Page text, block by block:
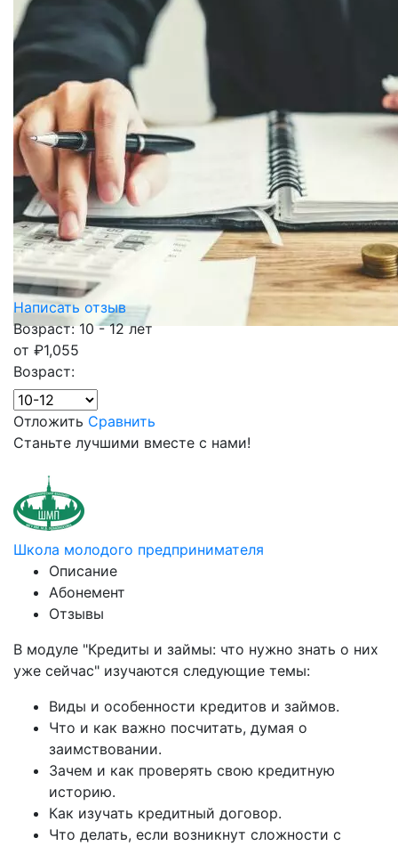
Написать отзыв
Возраст: 10 - 12 лет
от ₽1,055
Возраст:
Отложить Сравнить
Станьте лучшими вместе с нами!
Школа молодого предпринимателя
Описание
Абонемент
Отзывы
В модуле "Кредиты и займы: что нужно знать о них
уже сейчас" изучаются следующие темы:
Виды и особенности кредитов и займов.
Что и как важно посчитать, думая о
заимствовании.
Зачем и как проверять свою кредитную
историю.
Как изучать кредитный договор.
Что делать, если возникнут сложности с